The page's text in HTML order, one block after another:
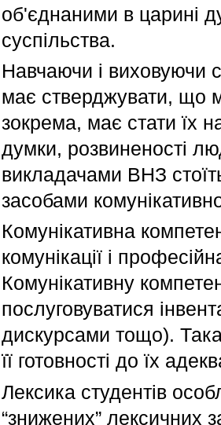
об'єднаними в царині
суспільства.
Навчаючи і виховуючи
має стверджувати, що
зокрема, має стати їх
думки, розвиненості
викладачами ВНЗ
засобами
Комунікативна
комунікації і
Комунікативну
послуговуватися
дискурсами тощо).
її готовності до їх
Лексика студентів
“знижених” лексичних